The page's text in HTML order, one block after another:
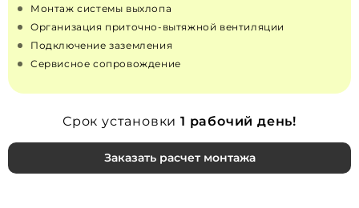
Монтаж системы выхлопа
Организация приточно‑вытяжной вентиляции
Подключение заземления
Сервисное сопровождение
Срок установки 1 рабочий день!
Заказать расчет монтажа